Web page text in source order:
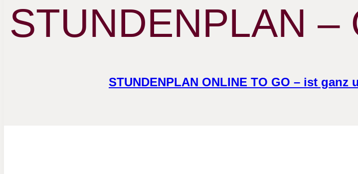
STUNDENPLAN –
STUNDENPLAN ONLINE TO GO – ist